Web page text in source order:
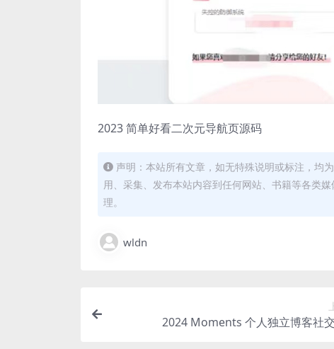
2023 简单好看二次元导航页源码
声明：本站所有文章，如无特殊说明或标注，均
用、采集、发布本站内容到任何网站、书籍等各类
理。
wldn
2024 Moments 个人独立博客社